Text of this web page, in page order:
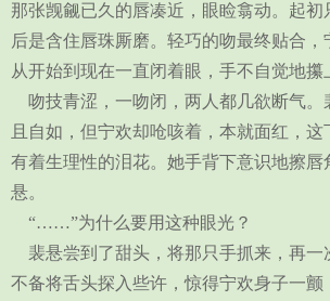
那张觊觎已久的唇凑近，眼睑翕动。起初
后是含住唇珠厮磨。轻巧的吻最终贴合，
从开始到现在一直闭着眼，手不自觉地攥
吻技青涩，一吻闭，两人都几欲断气。
且自如，但宁欢却呛咳着，本就面红，这
有着生理性的泪花。她手背下意识地擦唇
悬。
“……”为什么要用这种眼光？
裴悬尝到了甜头，将那只手抓来，再一
不备将舌头探入些许，惊得宁欢身子一颤